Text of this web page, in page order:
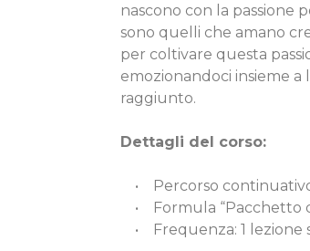
nascono con la passione
sono quelli che amano
per coltivare questa
emozionandoci insieme
raggiunto.
Dettagli del corso:
• Percorso
• Formula “Pacchetto
• Frequenza: 1 lezione